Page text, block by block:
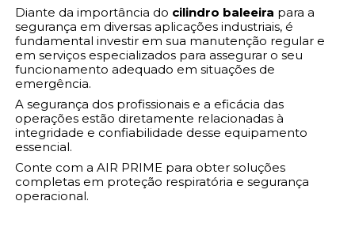
Diante da importância do cilindro baleeira para a
segurança em diversas aplicações industriais, é
fundamental investir em sua manutenção regular e
em serviços especializados para assegurar o seu
funcionamento adequado em situações de
emergência.
A segurança dos profissionais e a eficácia das
operações estão diretamente relacionadas à
integridade e confiabilidade desse equipamento
essencial.
Conte com a AIR PRIME para obter soluções
completas em proteção respiratória e segurança
operacional.